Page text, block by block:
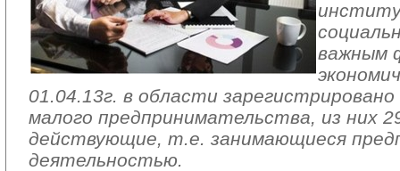
важным
01.04.13г. в области
малого предпринимательства, из них
действующие, т.е. занимающиеся
деятельностью.